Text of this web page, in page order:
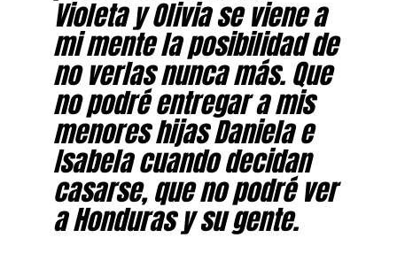
Violeta y Olivia se viene a
mi mente la posibilidad de
no verlas nunca más. Que
no podré entregar a mis
menores hijas Daniela e
Isabela cuando decidan
casarse, que no podré ver
a Honduras y su gente.